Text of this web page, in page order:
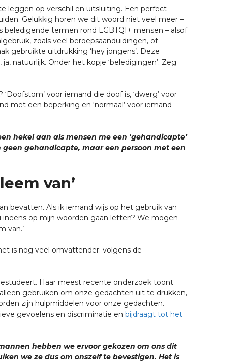
leggen op verschil en uitsluiting. Een perfect
Gelukkig horen we dit woord niet veel meer –
beledigende termen rond LGBTQI+ mensen – alsof
zoals veel beroepsaanduidingen, of
gebruikte uitdrukking ‘hey jongens’. Deze
natuurlijk. Onder het kopje ‘beledigingen’. Zeg
voor iemand die doof is, ‘dwerg’ voor
met een beperking en ‘normaal’ voor iemand
hekel aan als mensen me een ‘gehandicapte’
gehandicapte, maar een persoon met een
van’
bevatten. Als ik iemand wijs op het gebruik van
ineens op mijn woorden gaan letten? We mogen
van.’
is nog veel omvattender: volgens de
Haar meest recente onderzoek toont
gebruiken om onze gedachten uit te drukken,
zijn hulpmiddelen voor onze gedachten.
gevoelens en discriminatie en bijdraagt tot het
hebben we ervoor gekozen om ons dit
we ze dus om onszelf te bevestigen. Het is